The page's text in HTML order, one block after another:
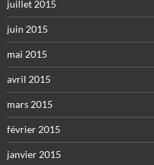
juillet 2015
juin 2015
mai 2015
avril 2015
mars 2015
février 2015
janvier 2015